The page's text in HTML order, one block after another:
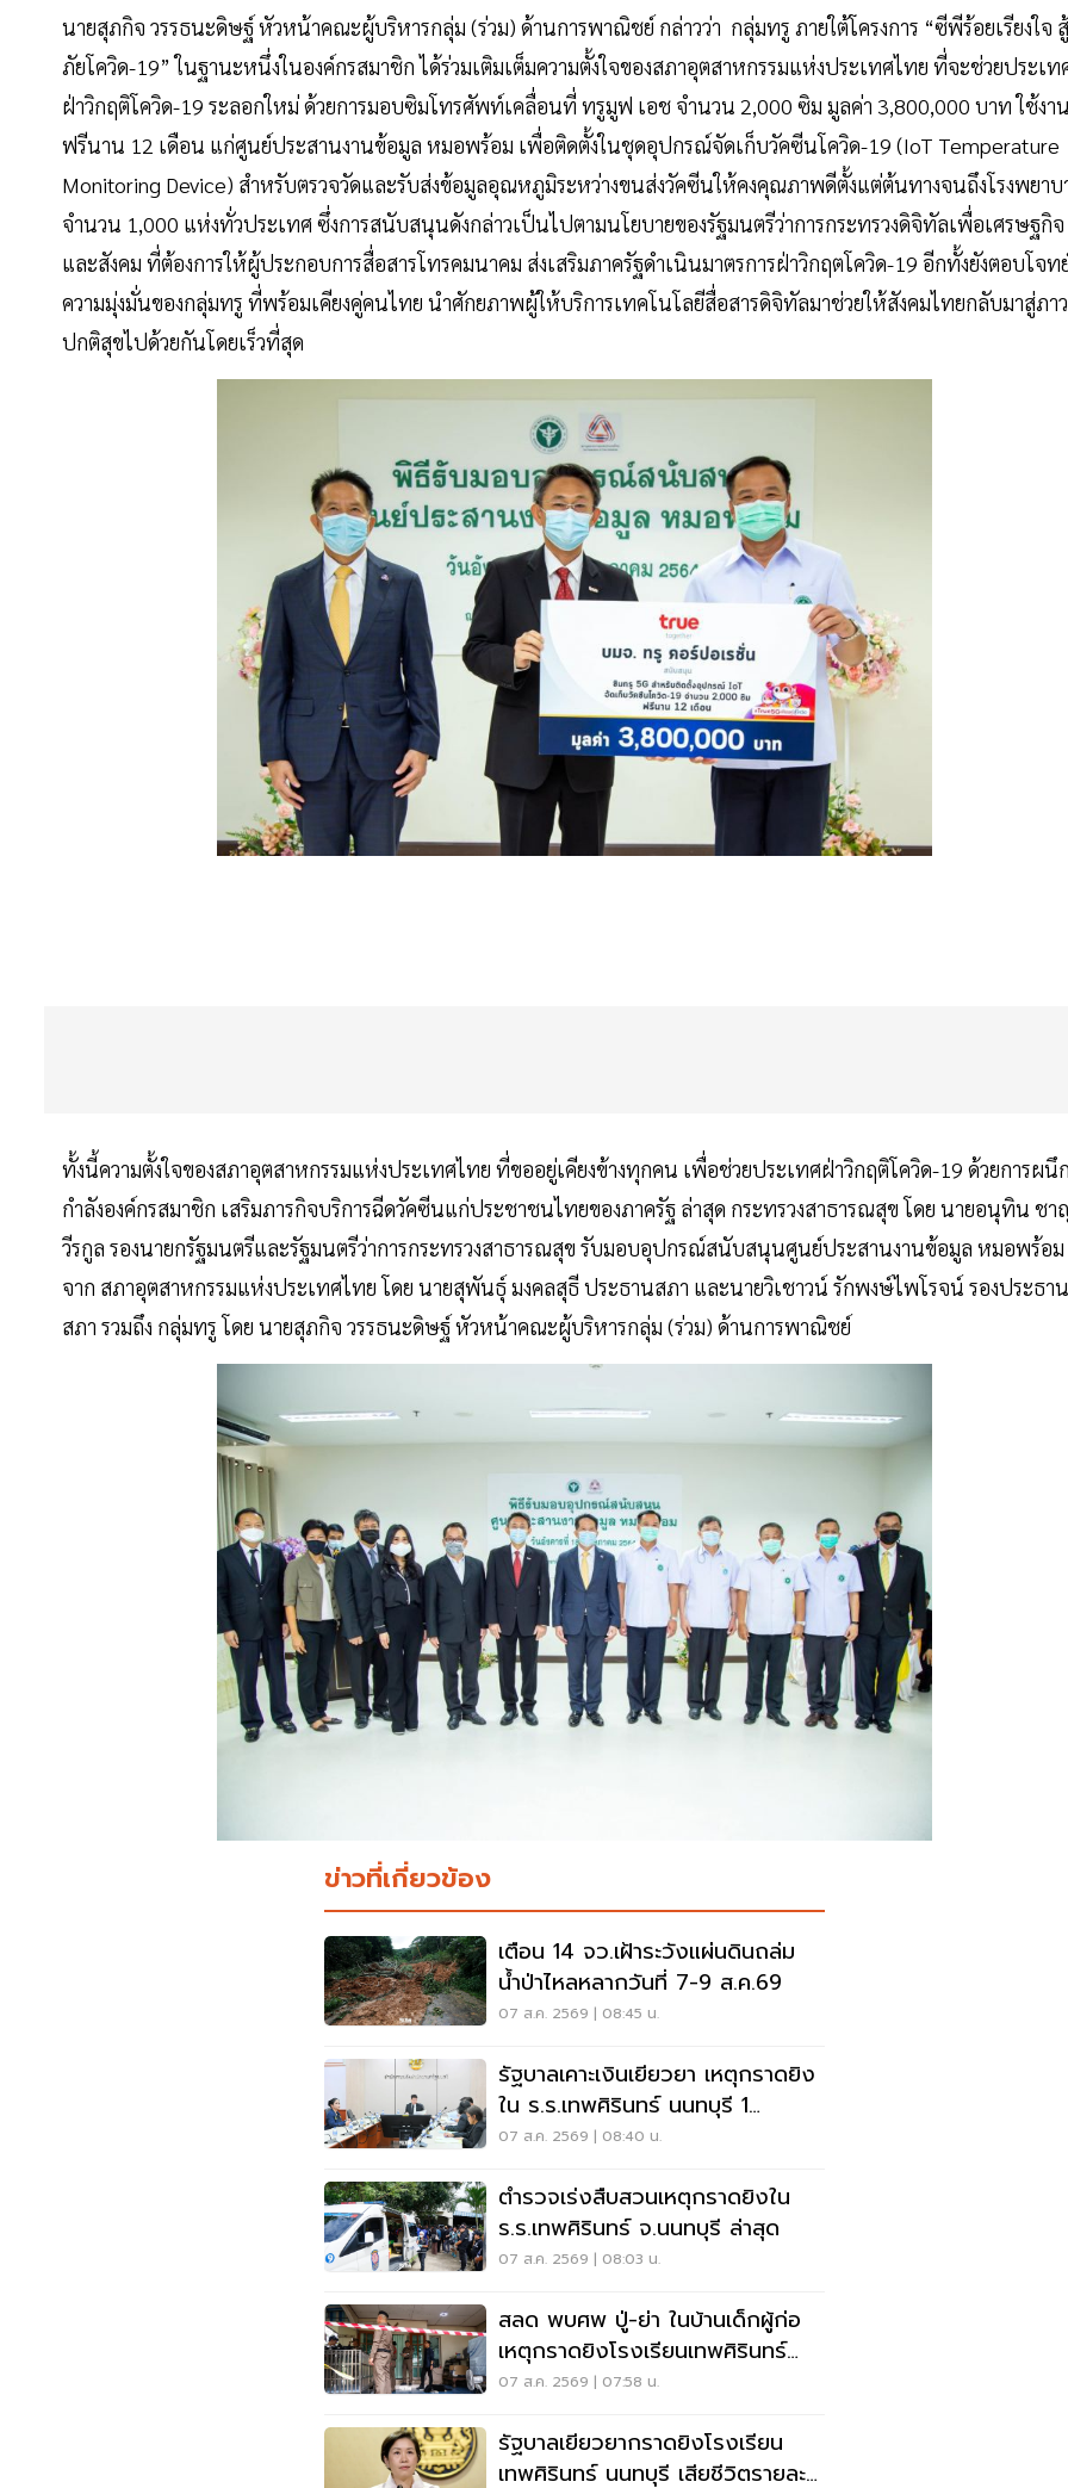
นายสุภกิจ วรรธนะดิษฐ์ หัวหน้าคณะผู้บริหารกลุ่ม (ร่วม) ด้านการพาณิชย์ กล่าวว่า กลุ่มทรู ภายใต้โครงการ “ซีพีร้อยเรียงใจ สู้
ภัยโควิด-19” ในฐานะหนึ่งในองค์กรสมาชิก ได้ร่วมเติมเต็มความตั้งใจของสภาอุตสาหกรรมแห่งประเทศไทย ที่จะช่วยประเท
ฝ่าวิกฤติโควิด-19 ระลอกใหม่ ด้วยการมอบซิมโทรศัพท์เคลื่อนที่ ทรูมูฟ เอช จำนวน 2,000 ซิม มูลค่า 3,800,000 บาท ใช้งาน
ฟรีนาน 12 เดือน แก่ศูนย์ประสานงานข้อมูล หมอพร้อม เพื่อติดตั้งในชุดอุปกรณ์จัดเก็บวัคซีนโควิด-19 (IoT Temperature
Monitoring Device) สำหรับตรวจวัดและรับส่งข้อมูลอุณหภูมิระหว่างขนส่งวัคซีนให้คงคุณภาพดีตั้งแต่ต้นทางจนถึงโรงพยาบ
จำนวน 1,000 แห่งทั่วประเทศ ซึ่งการสนับสนุนดังกล่าวเป็นไปตามนโยบายของรัฐมนตรีว่าการกระทรวงดิจิทัลเพื่อเศรษฐกิจ
และสังคม ที่ต้องการให้ผู้ประกอบการสื่อสารโทรคมนาคม ส่งเสริมภาครัฐดำเนินมาตรการฝ่าวิกฤตโควิด-19 อีกทั้งยังตอบโจท
ความมุ่งมั่นของกลุ่มทรู ที่พร้อมเคียงคู่คนไทย นำศักยภาพผู้ให้บริการเทคโนโลยีสื่อสารดิจิทัลมาช่วยให้สังคมไทยกลับมาสู่ภา
ปกติสุขไปด้วยกันโดยเร็วที่สุด
ทั้งนี้ความตั้งใจของสภาอุตสาหกรรมแห่งประเทศไทย ที่ขออยู่เคียงข้างทุกคน เพื่อช่วยประเทศฝ่าวิกฤติโควิด-19 ด้วยการผนึก
กำลังองค์กรสมาชิก เสริมภารกิจบริการฉีดวัคซีนแก่ประชาชนไทยของภาครัฐ ล่าสุด กระทรวงสาธารณสุข โดย นายอนุทิน ชา
วีรกูล รองนายกรัฐมนตรีและรัฐมนตรีว่าการกระทรวงสาธารณสุข รับมอบอุปกรณ์สนับสนุนศูนย์ประสานงานข้อมูล หมอพร้อม
จาก สภาอุตสาหกรรมแห่งประเทศไทย โดย นายสุพันธุ์ มงคลสุธี ประธานสภา และนายวิเชาวน์ รักพงษ์ไพโรจน์ รองประธาน
สภา รวมถึง กลุ่มทรู โดย นายสุภกิจ วรรธนะดิษฐ์ หัวหน้าคณะผู้บริหารกลุ่ม (ร่วม) ด้านการพาณิชย์
ข่าวที่เกี่ยวข้อง
เตือน 14 จว.เฝ้าระวังแผ่นดินถล่ม
น้ำป่าไหลหลากวันที่ 7-9 ส.ค.69
07 ส.ค. 2569 | 08:45 น.
รัฐบาลเคาะเงินเยียวยา เหตุกราดยิง
ใน ร.ร.เทพศิรินทร์ นนทบุรี 1
แสน-1ล้าน
07 ส.ค. 2569 | 08:40 น.
ตำรวจเร่งสืบสวนเหตุกราดยิงใน
ร.ร.เทพศิรินทร์ จ.นนทบุรี ล่าสุด
07 ส.ค. 2569 | 08:03 น.
สลด พบศพ ปู่-ย่า ในบ้านเด็กผู้ก่อ
เหตุกราดยิงโรงเรียนเทพศิรินทร์
นนทบุรี
07 ส.ค. 2569 | 07:58 น.
รัฐบาลเยียวยากราดยิงโรงเรียน
เทพศิรินทร์ นนทบุรี เสียชีวิตรายละ 1